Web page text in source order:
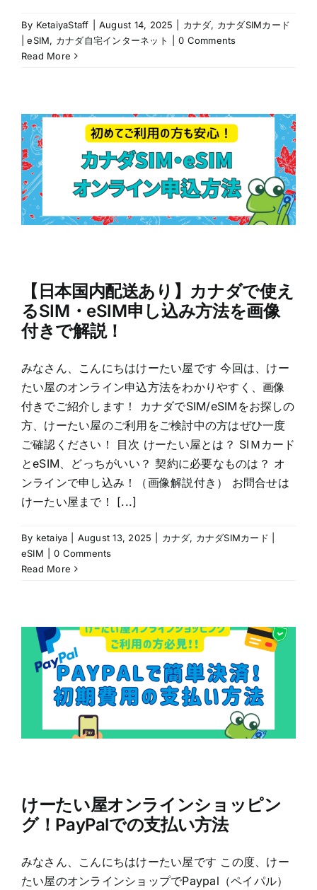
By KetaiyaStaff August 14, 2025 カナダ, カナダSIMカード
| eSIM, カナダ自宅インターネット
0 Comments
Read More
【日本国内配送あり】カナダで使え
るSIM・eSIM申し込み方法を画像
付きで解説！
みなさん、こんにちはけーたい屋です 今回は、けー
たい屋のオンライン申込方法をわかりやすく、画像
付きでご紹介します！ カナダでSIM/eSIMをお探しの
方、けーたい屋のご利用をご検討中の方はぜひ一度
ご確認ください！ 目次 けーたい屋とは？ SIＭカード
とeSIM、どっちがいい？ 契約に必要なものは？ オ
ンラインで申し込み！（画像解説付き） お問合せは
けーたい屋まで！ [...]
By ketaiya August 13, 2025 カナダ, カナダSIMカード |
eSIM
0 Comments
Read More
けーたい屋オンラインショッピン
グ！PayPalでの支払い方法
みなさん、こんにちはけーたい屋です この度、けー
たい屋のオンラインショップでPaypal（ペイパル）